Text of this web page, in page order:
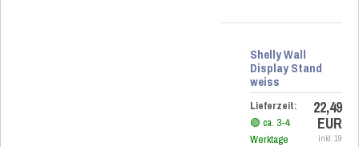
Shelly Wall
Display Stand
weiss
Lieferzeit:
🟢 ca. 3-4
Werktage
22,49
EUR
inkl. 19